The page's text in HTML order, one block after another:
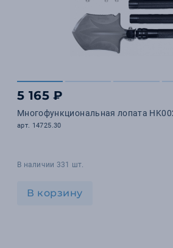
5 165 ₽
Многофункциональная лопата
арт. 14725.30
В наличии 331 шт.
В корзину